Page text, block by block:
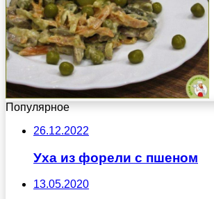
Популярное
26.12.2022
Уха из форели с пшеном
13.05.2020